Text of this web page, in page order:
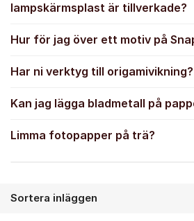
lampskärmsplast är tillverkade?
Hur för jag över ett motiv på
Har ni verktyg till origamivikning?
Kan jag lägga bladmetall på
Limma fotopapper på trä?
Sortera inläggen